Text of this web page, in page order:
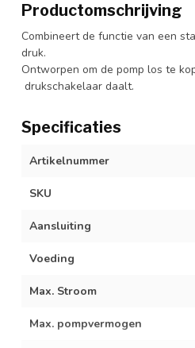
Productomschrijving
Combineert de functie van een
druk.
Ontworpen om de pomp los te
drukschakelaar daalt.
Specificaties
Artikelnummer
SKU
Aansluiting
Voeding
Max. Stroom
Max. pompvermogen